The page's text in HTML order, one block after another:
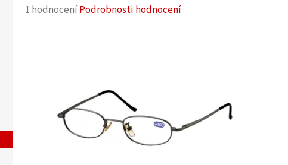
Průměrné
hvězdiček.
1 hodnoceníPodrobnosti hodnocení